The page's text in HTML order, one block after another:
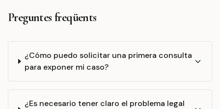
Preguntes freqüents
¿Cómo puedo solicitar una primera consulta
para exponer mi caso?
¿Es necesario tener claro el problema legal